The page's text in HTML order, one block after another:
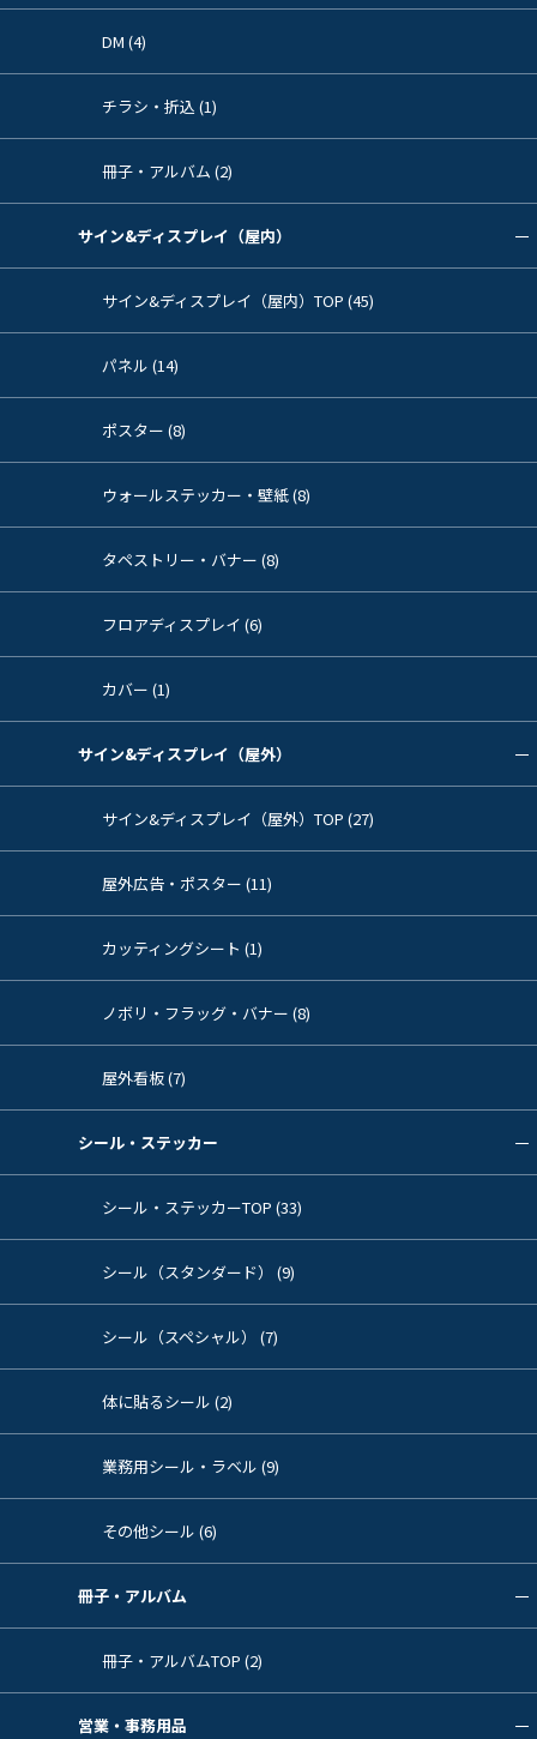
DM (4)
チラシ・折込 (1)
冊子・アルバム (2)
サイン&ディスプレイ（屋内）
サイン&ディスプレイ（屋内）TOP (45)
パネル (14)
ポスター (8)
ウォールステッカー・壁紙 (8)
タペストリー・バナー (8)
フロアディスプレイ (6)
カバー (1)
サイン&ディスプレイ（屋外）
サイン&ディスプレイ（屋外）TOP (27)
屋外広告・ポスター (11)
カッティングシート (1)
ノボリ・フラッグ・バナー (8)
屋外看板 (7)
シール・ステッカー
シール・ステッカーTOP (33)
シール（スタンダード） (9)
シール（スペシャル） (7)
体に貼るシール (2)
業務用シール・ラベル (9)
その他シール (6)
冊子・アルバム
冊子・アルバムTOP (2)
営業・事務用品